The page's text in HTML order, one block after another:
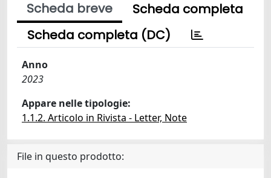
Scheda breve
Scheda completa
Scheda completa (DC)
Anno
2023
Appare nelle tipologie:
1.1.2. Articolo in Rivista - Letter, Note
File in questo prodotto: